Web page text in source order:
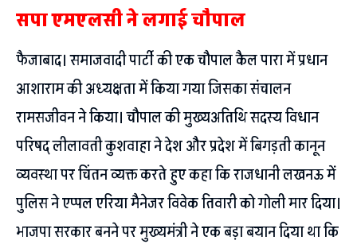
सपा एमएलसी ने लगाई चौपाल
फैजाबाद। समाजवादी पार्टी की एक चौपाल कैल पारा में प्रधान
आशाराम की अध्यक्षता में किया गया जिसका संचालन
रामसजीवन ने किया। चौपाल की मुख्यअतिथि सदस्य विधान
परिषद् लीलावती कुशवाहा ने देश और प्रदेश में बिगड़ती कानून
व्यवस्था पर चिंतन व्यक्त करते हुए कहा कि राजधानी लखनऊ में
पुलिस ने एप्पल एरिया मैनेजर विवेक तिवारी को गोली मार दिया।
भाजपा सरकार बनने पर मुख्यमंत्री ने एक बड़ा बयान दिया था कि